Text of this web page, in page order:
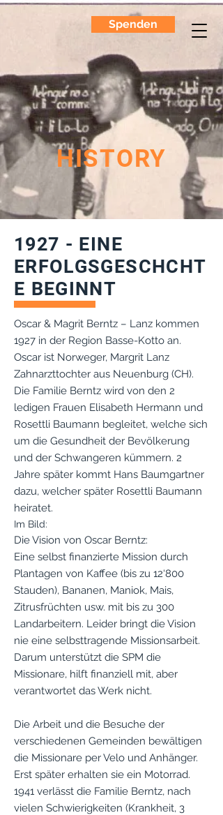
Spenden
HISTORY
1927 - EINE
ERFOLGSGESCHCHT
E BEGINNT
Oscar & Magrit Berntz – Lanz kommen
1927 in der Region Basse-Kotto an.
Oscar ist Norweger, Margrit Lanz
Zahnarzttochter aus Neuenburg (CH).
Die Familie Berntz wird von den 2
ledigen Frauen Elisabeth Hermann und
Rosettli Baumann begleitet, welche sich
um die Gesundheit der Bevölkerung
und der Schwangeren kümmern. 2
Jahre später kommt Hans Baumgartner
dazu, welcher später Rosettli Baumann
heiratet.
Im Bild:
Die Vision von Oscar Berntz:
Eine selbst finanzierte Mission durch
Plantagen von Kaffee (bis zu 12‘800
Stauden), Bananen, Maniok, Mais,
Zitrusfrüchten usw. mit bis zu 300
Landarbeitern. Leider bringt die Vision
nie eine selbsttragende Missionsarbeit.
Darum unterstützt die SPM die
Missionare, hilft finanziell mit, aber
verantwortet das Werk nicht.
Die Arbeit und die Besuche der
verschiedenen Gemeinden bewältigen
die Missionare per Velo und Anhänger.
Erst später erhalten sie ein Motorrad.
1941 verlässt die Familie Berntz, nach
vielen Schwierigkeiten (Krankheit, 3